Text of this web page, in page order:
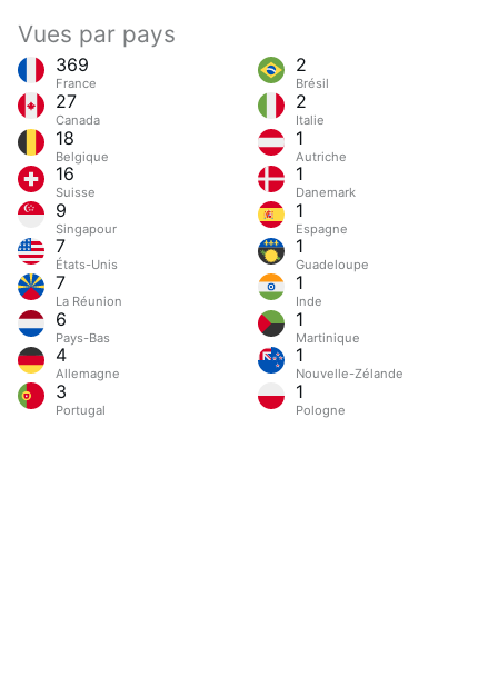
Vues par pays
369
France
27
Canada
18
Belgique
16
Suisse
9
Singapour
7
États-Unis
7
La Réunion
6
Pays-Bas
4
Allemagne
3
Portugal
2
Brésil
2
Italie
1
Autriche
1
Danemark
1
Espagne
1
Guadeloupe
1
Inde
1
Martinique
1
Nouvelle-Zélande
1
Pologne